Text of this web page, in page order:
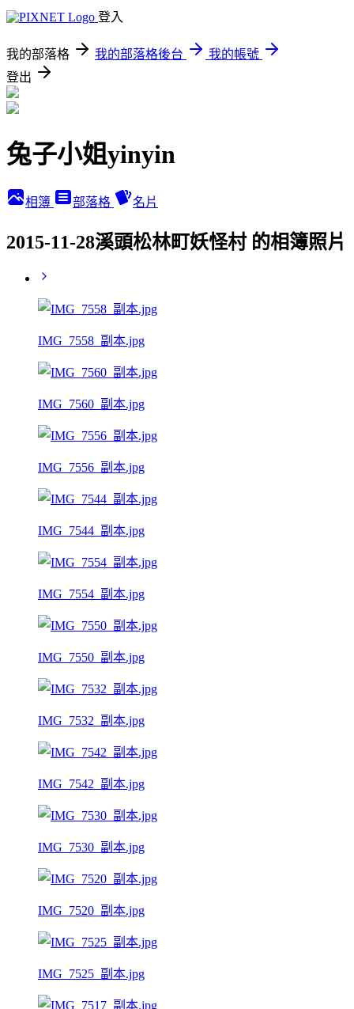
登入
我的部落格 我的部落格後台
我的帳號
登出
兔子小姐yinyin
相簿 部落格 名片
2015-11-28溪頭松林町妖怪村 的相簿照片
IMG_7558_副本.jpg
IMG_7560_副本.jpg
IMG_7556_副本.jpg
IMG_7544_副本.jpg
IMG_7554_副本.jpg
IMG_7550_副本.jpg
IMG_7532_副本.jpg
IMG_7542_副本.jpg
IMG_7530_副本.jpg
IMG_7520_副本.jpg
IMG_7525_副本.jpg